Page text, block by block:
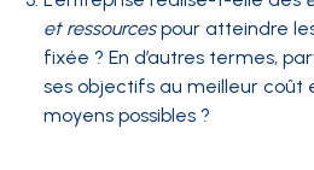
et ressourcespour atteindre les
fixée ? En d’autres termes,
ses objectifs au meilleur coût
moyens possibles ?